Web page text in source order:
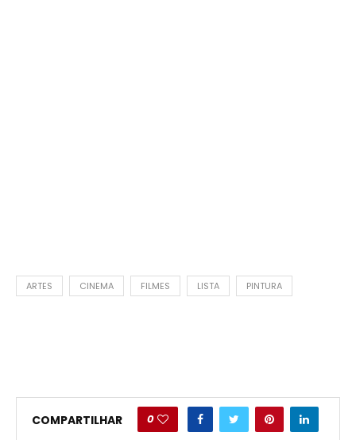
ARTES CINEMA FILMES LISTA PINTURA
COMPARTILHAR 0